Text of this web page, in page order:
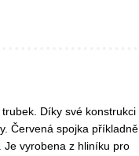
Díky své konstrukci
Červená spojka příkladně
vyrobena z hliníku pro